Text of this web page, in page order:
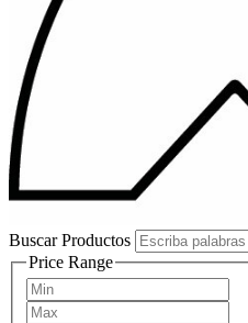
Buscar Productos
Price Range